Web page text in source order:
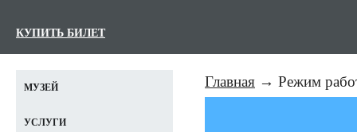
КУПИТЬ БИЛЕТ
Главная Режим
МУЗЕЙ
УСЛУГИ